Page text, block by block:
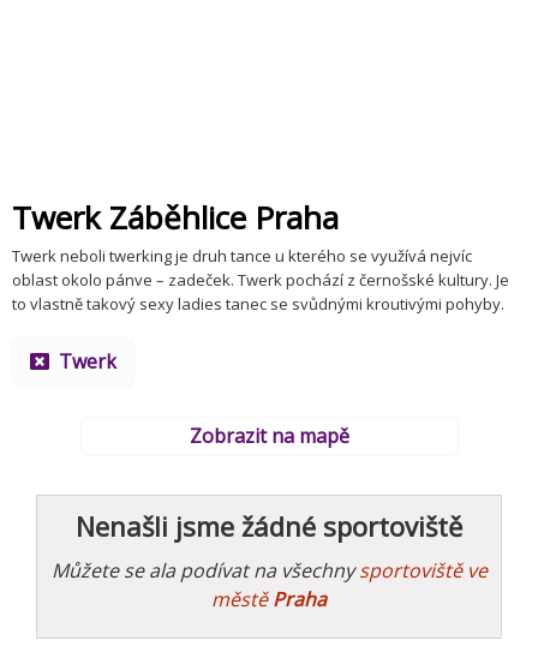
Twerk Záběhlice Praha
Twerk neboli twerking je druh tance u kterého se využívá nejvíc
oblast okolo pánve – zadeček. Twerk pochází z černošské kultury. Je
to vlastně takový sexy ladies tanec se svůdnými kroutivými pohyby.
Twerk
Zobrazit na mapě
Nenašli jsme žádné sportoviště
Můžete se ala podívat na všechnysportoviště ve
městěPraha